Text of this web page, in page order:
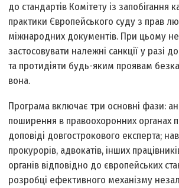
до стандартів Комітету із запобігання
практики Європейського суду з прав
міжнародних документів. При цьому
застосовувати належні санкції у разі
та протидіяти будь-яким проявам
вона.
Програма включає три основні фази:
поширення в правоохоронних органах
доповіді довгострокового експерта;
прокурорів, адвокатів, інших
органів відповідно до європейських
розробці ефективного механізму